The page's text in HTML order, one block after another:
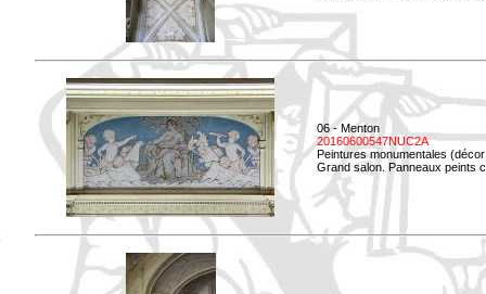
06 - Menton
20160600547NUC2A
Peintures monumentales
Grand salon. Panneaux peints